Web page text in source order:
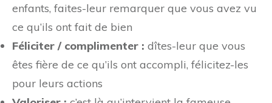
enfants, faites-leur remarquer que vous avez vu
ce qu’ils ont fait de bien
Féliciter / complimenter : dîtes-leur que vous
êtes fière de ce qu’ils ont accompli, félicitez-les
pour leurs actions